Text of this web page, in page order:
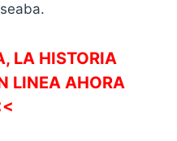
LA HISTORIA
LINEA AHORA